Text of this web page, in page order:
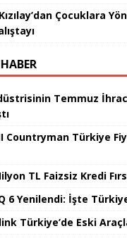
Çocuklara
Temmuz
Countryman Türkiye
TL Faizsiz Kredi
6 Yenilendi: İşte
Türkiye’de Eski